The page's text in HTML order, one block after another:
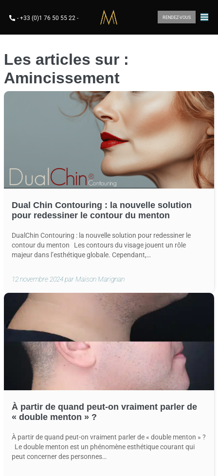
- +33 (0)1 76 50 55 22 - RENDEZ-VOUS
Les articles sur :
Amincissement
Dual Chin Contouring : la nouvelle solution
pour redessiner le contour du menton
DualChin Contouring : la nouvelle solution pour redessiner le
contour du menton Les contours du visage jouent un rôle
majeur dans l’esthétique globale. Cependant,…
12 novembre 2024 par Maison Marignan
À partir de quand peut-on vraiment parler de
« double menton » ?
À partir de quand peut-on vraiment parler de « double menton » ?
Le double menton est un phénomène esthétique courant qui
peut concerner des personnes…